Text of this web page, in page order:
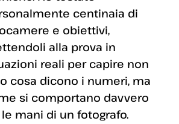
centinaia di
e obiettivi,
alla prova in
reali per capire non
cosa dicono i numeri, ma
si comportano davvero
mani di un fotografo.